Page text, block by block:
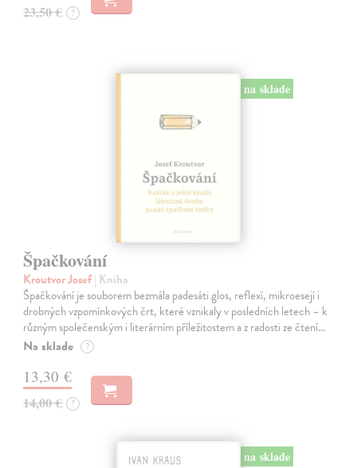
23,50 € ?
na sklade
Špačkování
Kroutvor Josef| Kniha
Špačkování je souborem bezmála padesáti glos, reflexí, mikroesejí i
drobných vzpomínkových črt, které vznikaly v posledních letech – k
různým společenským i literárním příležitostem a z radosti ze čtení…
Na sklade ?
13,30 €
14,00 € ?
na sklade